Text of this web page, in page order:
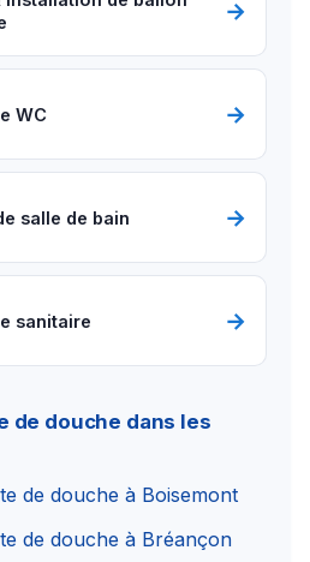
→
WC →
salle de bain →
sanitaire →
de douche dans les
de douche à Boisemont
de douche à Bréançon